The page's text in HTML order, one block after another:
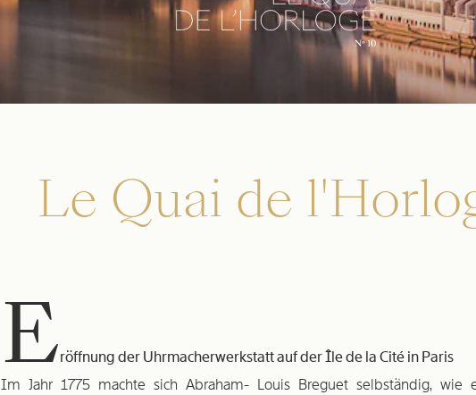
Le Quai de
Eröffnung der Uhrmacherwerkstatt auf der Île de la Cité in Paris
Im Jahr 1775 machte sich Abraham- Louis Breguet selbständig, wie